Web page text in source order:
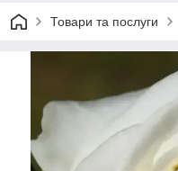
Товари та послуги